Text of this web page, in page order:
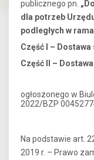
publicznego pn.
dla potrzeb
podległych w
Część I –
Część II –
ogłoszonego w
2022/BZP
Na podstawie art.
2019 r. – Prawo